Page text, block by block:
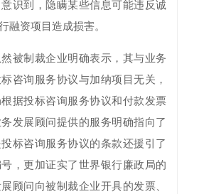
识到，隐瞒某些信息可能违反诚
融资项目造成损害。
被制裁企业明确表示，其与业务
咨询服务协议与加纳项目无关，
据投标咨询服务协议和付款发票
发展顾问提供的服务明确指向了
标咨询服务协议的条款还援引了
，更加证实了世界银行廉政局的
顾问向被制裁企业开具的发票、